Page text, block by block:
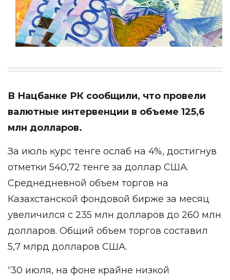
В Нацбанке РК сообщили, что провели
валютные интервенции в объеме 125,6
млн долларов.
За июль курс тенге ослаб на 4%, достигнув
отметки 540,72 тенге за доллар США.
Среднедневной объем торгов на
Казахстанской фондовой бирже за месяц
увеличился с 235 млн долларов до 260 млн
долларов. Общий объем торгов составил
5,7 млрд долларов США.
“30 июля, на фоне крайне низкой